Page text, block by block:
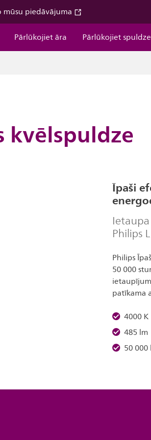
mūsu piedāvājuma
Pārlūkojiet āra Pārlūkojiet
kvēlspuldze
Īpaši
Philips
Philips
50 000
patīkama
4000 K
485 lm
50 000